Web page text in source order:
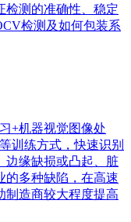
检测的准确性、稳定
检测及如何包装系
+机器视觉图像处
训练方式，快速识别
边缘缺损或凸起、脏
的多种缺陷，在高速
制造商较大程度提高